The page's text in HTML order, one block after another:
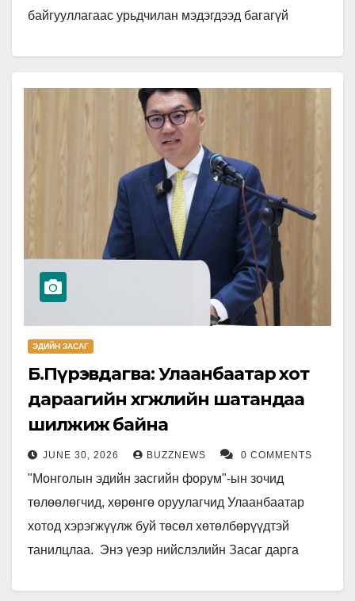
байгууллагаас урьдчилан мэдэгдээд багагүй
ЭДИЙН ЗАСАГ
Б.Пүрэвдагва: Улаанбаатар хот
дараагийн хөгжлийн шатандаа
шилжиж байна
JUNE 30, 2026 BUZZNEWS 0 COMMENTS
"Монголын эдийн засгийн форум"-ын зочид
төлөөлөгчид, хөрөнгө оруулагчид Улаанбаатар
хотод хэрэгжүүлж буй төсөл хөтөлбөрүүдтэй
танилцлаа. Энэ үеэр нийслэлийн Засаг дарга